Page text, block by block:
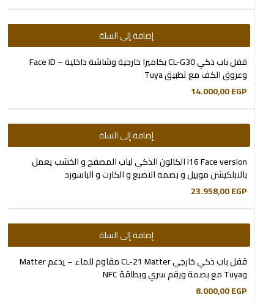
إضافة إلى السلة
قفل باب ذكي CL-G30 بكاميرا خارجية وشاشة داخلية – Face ID
وعروق الكف مع تطبيق Tuya
14.000,00EGP
إضافة إلى السلة
i16 Face version الكالون الذكي لباب المصفح و الخشب يعمل
بالابلكيشن موبيل و بصمه الاصبع و الكارت و الباسورد
23.958,00EGP
إضافة إلى السلة
قفل باب ذكي خارجي CL-21 Matter مقاوم للماء – يدعم Matter
وTuya مع بصمة ورقم سري وبطاقة NFC
8.000,00EGP